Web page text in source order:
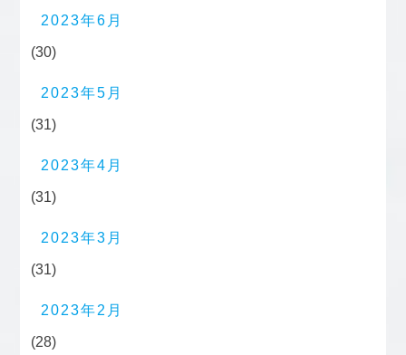
2023年6月
(30)
2023年5月
(31)
2023年4月
(31)
2023年3月
(31)
2023年2月
(28)